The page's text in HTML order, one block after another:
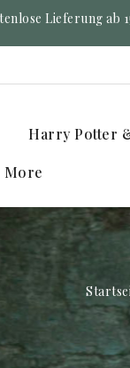
Lieferung ab
Harry Potter
More